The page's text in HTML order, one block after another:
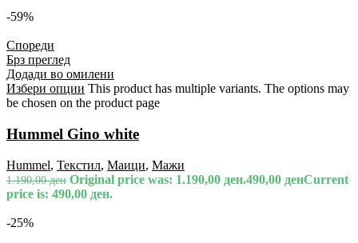
-59%
Спореди
Брз преглед
Додади во омилени
Избери опции This product has multiple variants. The options may
be chosen on the product page
Hummel Gino white
Hummel, Текстил, Маици, Мажи
1.190,00ден Original price was: 1.190,00 ден.490,00 денCurrent
price is: 490,00 ден.
-25%